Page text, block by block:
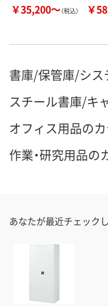
￥35,200～（税込） ￥
書庫/保管庫/シス
スチール書庫/キ
オフィス用品の
作業・研究用品の
あなたが最近チェック